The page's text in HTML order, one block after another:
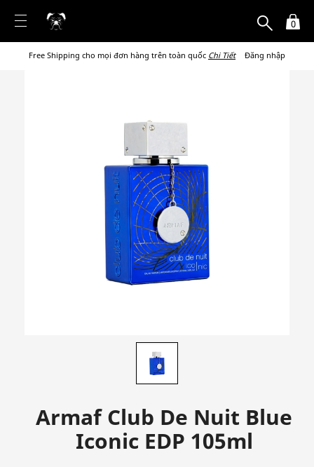
0
Free Shipping cho mọi đơn hàng trên toàn quốc Chi Tiết Đăng nhập
Armaf Club De Nuit Blue
Iconic EDP 105ml